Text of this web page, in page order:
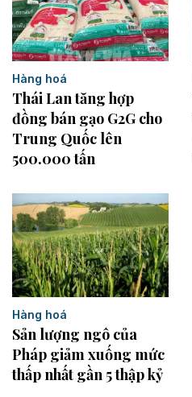
Hàng hoá
Thái Lan tăng hợp
đồng bán gạo G2G cho
Trung Quốc lên
500.000 tấn
Hàng hoá
Sản lượng ngô của
Pháp giảm xuống mức
thấp nhất gần 5 thập kỷ